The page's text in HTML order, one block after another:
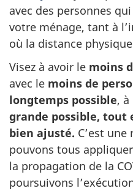
avec des personnes
votre ménage, tant à
où la distance
Visez à avoir le moins
avec le moins de
longtemps possible, à
grande possible, tout
bien ajusté. C’est
pouvons tous
la propagation de la
poursuivons